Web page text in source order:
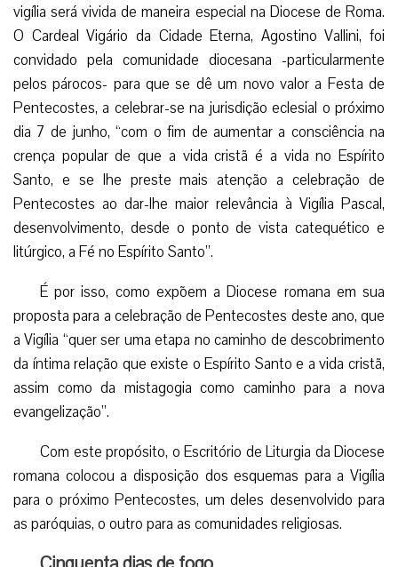
vigília será vivida de maneira especial na Diocese de Roma.
O Cardeal Vigário da Cidade Eterna, Agostino Vallini, foi
convidado pela comunidade diocesana -particularmente
pelos párocos- para que se dê um novo valor a Festa de
Pentecostes, a celebrar-se na jurisdição eclesial o próximo
dia 7 de junho, “com o fim de aumentar a consciência na
crença popular de que a vida cristã é a vida no Espírito
Santo, e se lhe preste mais atenção a celebração de
Pentecostes ao dar-lhe maior relevância à Vigília Pascal,
desenvolvimento, desde o ponto de vista catequético e
litúrgico, a Fé no Espírito Santo”.
É por isso, como expõem a Diocese romana em sua
proposta para a celebração de Pentecostes deste ano, que
a Vigília “quer ser uma etapa no caminho de descobrimento
da íntima relação que existe o Espírito Santo e a vida cristã,
assim como da mistagogia como caminho para a nova
evangelização”.
Com este propósito, o Escritório de Liturgia da Diocese
romana colocou a disposição dos esquemas para a Vigília
para o próximo Pentecostes, um deles desenvolvido para
as paróquias, o outro para as comunidades religiosas.